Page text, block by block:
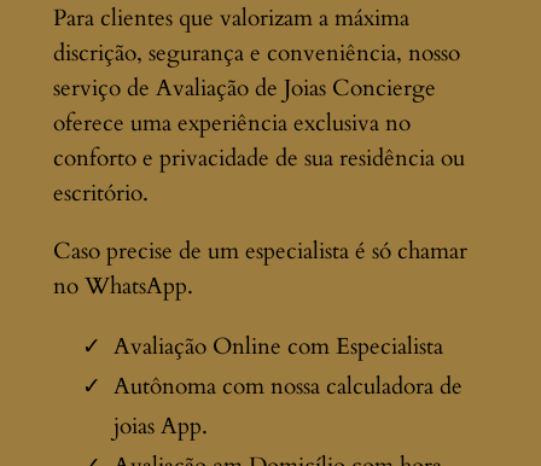
Para clientes que valorizam a máxima
discrição, segurança e conveniência, nosso
serviço de Avaliação de Joias Concierge
oferece uma experiência exclusiva no
conforto e privacidade de sua residência ou
escritório.
Caso precise de um especialista é só chamar
no WhatsApp.
Avaliação Online com Especialista
Autônoma com nossa calculadora de
joias App.